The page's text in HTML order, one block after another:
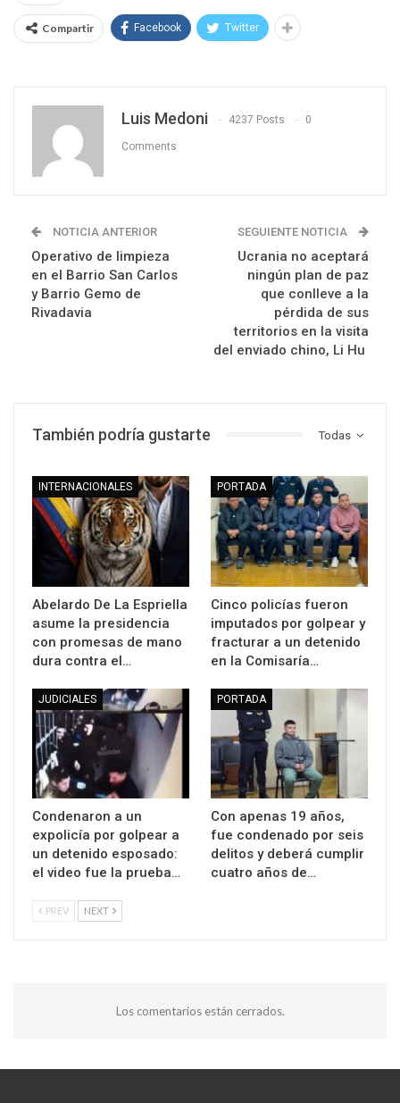
Compartir Facebook Twitter
Luis Medoni 4237 Posts 0
Comments
NOTICIA ANTERIOR
Operativo de limpieza
en el Barrio San Carlos
y Barrio Gemo de
Rivadavia
SEGUIENTE NOTICIA
Ucrania no aceptará
ningún plan de paz
que conlleve a la
pérdida de sus
territorios en la visita
del enviado chino, Li Hu
Todas
También podría gustarte
INTERNACIONALES
Abelardo De La Espriella
asume la presidencia
con promesas de mano
dura contra el…
PORTADA
Cinco policías fueron
imputados por golpear y
fracturar a un detenido
en la Comisaría…
JUDICIALES
Condenaron a un
expolicía por golpear a
un detenido esposado:
el video fue la prueba…
PORTADA
Con apenas 19 años,
fue condenado por seis
delitos y deberá cumplir
cuatro años de…
PREV NEXT
Los comentarios están cerrados.